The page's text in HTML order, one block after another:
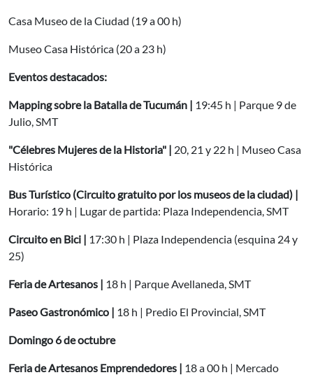
Casa Museo de la Ciudad (19 a 00 h)
Museo Casa Histórica (20 a 23 h)
Eventos destacados:
Mapping sobre la Batalla de Tucumán | 19:45 h | Parque 9 de
Julio, SMT
"Célebres Mujeres de la Historia" | 20, 21 y 22 h | Museo Casa
Histórica
Bus Turístico (Circuito gratuito por los museos de la ciudad) |
Horario: 19 h | Lugar de partida: Plaza Independencia, SMT
Circuito en Bici | 17:30 h | Plaza Independencia (esquina 24 y
25)
Feria de Artesanos | 18 h | Parque Avellaneda, SMT
Paseo Gastronómico | 18 h | Predio El Provincial, SMT
Domingo 6 de octubre
Feria de Artesanos Emprendedores | 18 a 00 h | Mercado